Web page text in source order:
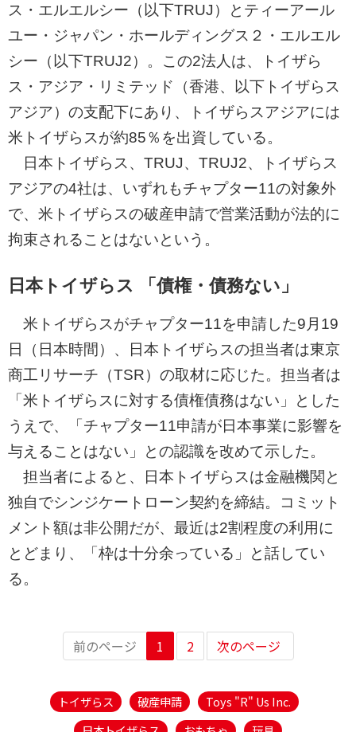
ス・エルエルシー（以下TRUJ）とティーアール
ユー・ジャパン・ホールディングス２・エルエル
シー（以下TRUJ2）。この2法人は、トイザら
ス・アジア・リミテッド（香港、以下トイザらス
アジア）の支配下にあり、トイザらスアジアには
米トイザらスが約85％を出資している。
日本トイザらス、TRUJ、TRUJ2、トイザらス
アジアの4社は、いずれもチャプター11の対象外
で、米トイザらスの破産申請で営業活動が法的に
拘束されることはないという。
日本トイザらス 「債権・債務ない」
米トイザらスがチャプター11を申請した9月19
日（日本時間）、日本トイザらスの担当者は東京
商工リサーチ（TSR）の取材に応じた。担当者は
「米トイザらスに対する債権債務はない」とした
うえで、「チャプター11申請が日本事業に影響を
与えることはない」との認識を改めて示した。
担当者によると、日本トイザらスは金融機関と
独自でシンジケートローン契約を締結。コミット
メント額は非公開だが、最近は2割程度の利用に
とどまり、「枠は十分余っている」と話してい
る。
前のページ 1 2 次のページ
トイザらス 破産申請
Toys "R" Us Inc.